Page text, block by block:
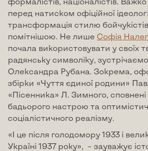
перед натиском офіційної
трансформація стилю
помітнішою. Не лише Софія
почала використовувати у своїх
радянську символіку, зустрічаємо
Олександра Рубана. Зокрема,
збірки «Чуття єдиної родини»
«Пісенника» Л. Зимного, сповнені
бадьорого настрою та
соціалістичного реалізму.
«І це після голодомору 1933 і
Україні 1937 року», – зауважує